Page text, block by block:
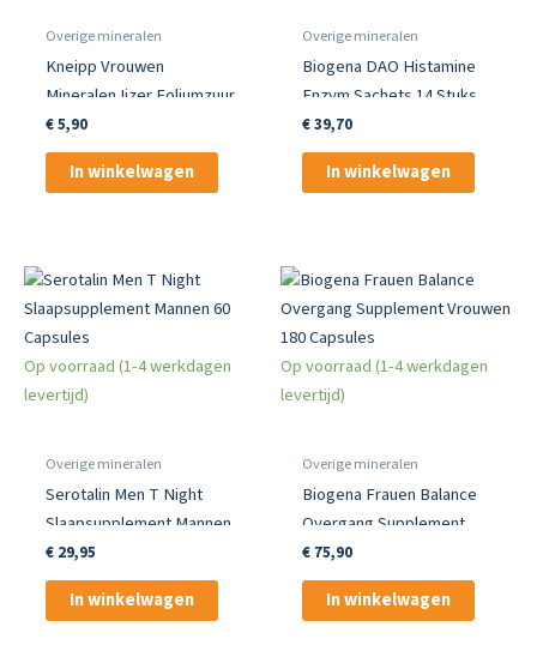
Overige mineralen
Kneipp Vrouwen
Mineralen Ijzer Foliumzuur
15 Bruistabletten
€5,90
In winkelwagen
Overige mineralen
Biogena DAO Histamine
Enzym Sachets 14 Stuks
Get Your Well Being
€39,70
In winkelwagen
Op voorraad (1-4 werkdagen
levertijd)
Overige mineralen
Serotalin Men T Night
Slaapsupplement Mannen
60 Capsules
€29,95
In winkelwagen
Op voorraad (1-4 werkdagen
levertijd)
Overige mineralen
Biogena Frauen Balance
Overgang Supplement
Vrouwen 180 Capsules
€75,90
In winkelwagen